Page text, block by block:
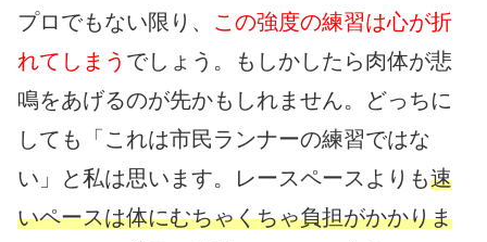
プロでもない限り、 この強度の練習は心が折
れてしまう でしょう。もしかしたら肉体が悲
鳴をあげるのが先かもしれません。どっちに
しても「これは市民ランナーの練習ではな
い」と私は思います。レースペースよりも速
いペースは体にむちゃくちゃ負担がかかりま